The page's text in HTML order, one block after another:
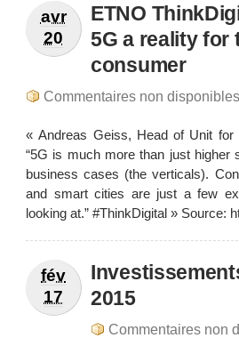
avr
20
ETNO
5G a reality for
consumer
Commentaires non
« Andreas Geiss, Head of Unit
“5G is much more than just
business cases (the verticals).
and smart cities are just a few
looking at.” #ThinkDigital » Source:
fév
17
2015
Commentaires non